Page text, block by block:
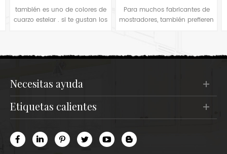
también es uno de colores de
cuarzo estelar . si te gustan los
sería su buena opción. El
utiliza principalmente en
azulejos de bar o en pisos de
hoteles.
Para muchos fabricantes de
mostradores, también prefieren
simple color cómodo cuando
necesitas ayuda
etiquetas calientes